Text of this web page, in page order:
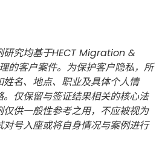
研究均基于HECT Migration &
客户案件。为保护客户隐私，所
名、地点、职业及具体个人情
仅保留与签证结果相关的核心法
供一般性参考之用，不应被视为
号入座或将自身情况与案例进行